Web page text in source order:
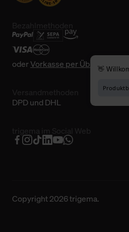
oderVorkasse per Überweisung
DPD und DHL
Copyright 2026 trigema.